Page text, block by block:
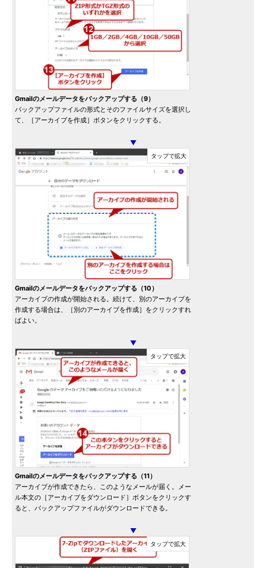
Gmailのメールデータをバックアップする（9）
バックアップファイルの形式とそのファイルサイズを選択し
て、［アーカイブを作成］ボタンをクリックする。
▼
Gmailのメールデータをバックアップする（10）
アーカイブの作成が開始される。続けて、別のアーカイブを
作成する場合は、［別のアーカイブを作成］をクリックすれ
ばよい。
▼
Gmailのメールデータをバックアップする（11）
アーカイブが作成できたら、このようなメールが届く。メー
ル本文の［アーカイブをダウンロード］ボタンをクリックす
ると、バックアップファイルがダウンロードできる。
▼